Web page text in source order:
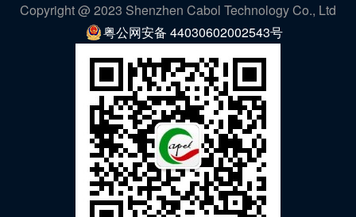
Copyright @ 2023 Shenzhen Cabol Technology Co., Ltd
粤公网安备 44030602002543号